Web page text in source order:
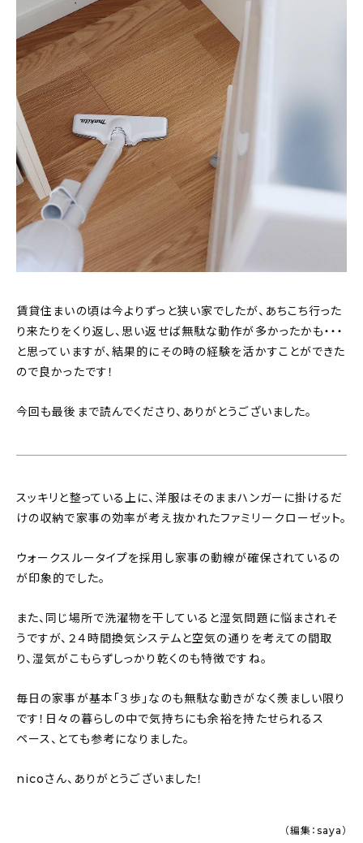
賃貸住まいの頃は今よりずっと狭い家でしたが、あちこち行った
り来たりをくり返し、思い返せば無駄な動作が多かったかも・・・
と思っていますが、結果的にその時の経験を活かすことができた
ので良かったです！
今回も最後まで読んでくださり、ありがとうございました。
スッキリと整っている上に、洋服はそのままハンガーに掛けるだ
けの収納で家事の効率が考え抜かれたファミリークローゼット。
ウォークスルータイプを採用し家事の動線が確保されているの
が印象的でした。
また、同じ場所で洗濯物を干していると湿気問題に悩まされそ
うですが、２４時間換気システムと空気の通りを考えての間取
り、湿気がこもらずしっかり乾くのも特徴ですね。
毎日の家事が基本「３歩」なのも無駄な動きがなく羨ましい限り
です！日々の暮らしの中で気持ちにも余裕を持たせられるス
ペース、とても参考になりました。
nicoさん、ありがとうございました！
（編集：saya）